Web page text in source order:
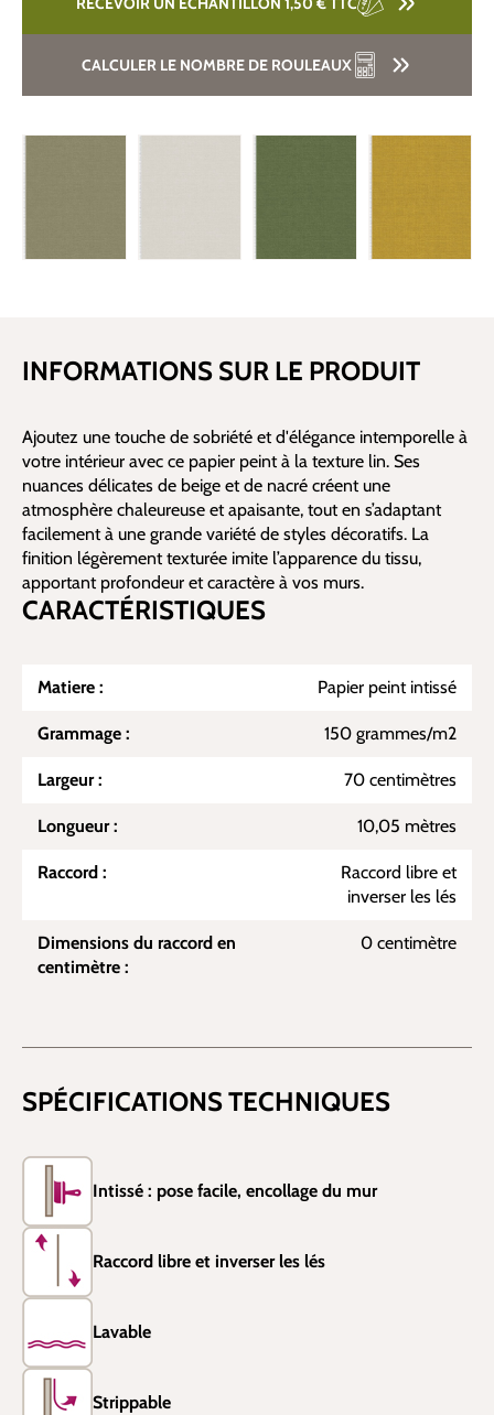
CALCULER LE NOMBRE DE ROULEAUX
INFORMATIONS SUR LE PRODUIT
Ajoutez une touche de sobriété et d'élégance intemporelle à
votre intérieur avec ce papier peint à la texture lin. Ses
nuances délicates de beige et de nacré créent une
atmosphère chaleureuse et apaisante, tout en s’adaptant
facilement à une grande variété de styles décoratifs. La
finition légèrement texturée imite l’apparence du tissu,
apportant profondeur et caractère à vos murs.
CARACTÉRISTIQUES
Matiere : Papier peint intissé
Grammage : 150 grammes/m2
Largeur : 70 centimètres
Longueur : 10,05 mètres
Raccord :
Raccord libre et
inverser les lés
Dimensions du raccord en
centimètre :
0 centimètre
SPÉCIFICATIONS TECHNIQUES
Intissé : pose facile, encollage du mur
Raccord libre et inverser les lés
Lavable
Strippable